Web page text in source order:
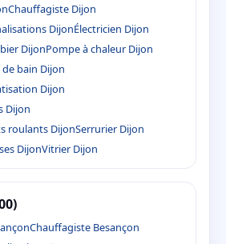
Chauffagiste Dijon
DijonÉlectricien Dijon
DijonPompe à chaleur Dijon
bain Dijon
Dijon
Dijon
roulants DijonSerrurier Dijon
DijonVitrier Dijon
Chauffagiste Besançon